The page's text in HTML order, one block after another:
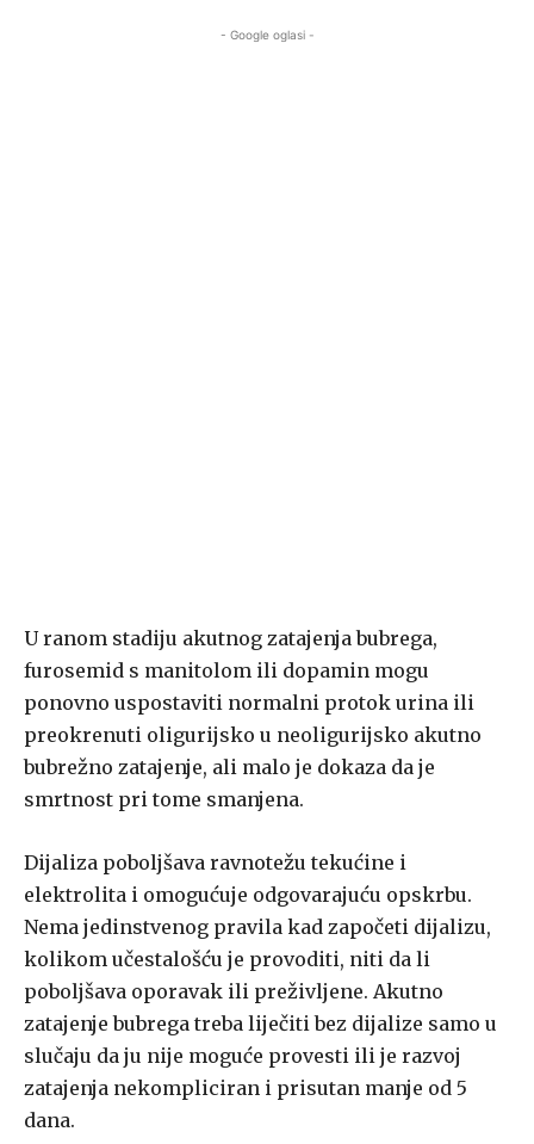
- Google oglasi -
U ranom stadiju akutnog zatajenja bubrega,
furosemid s manitolom ili dopamin mogu
ponovno uspostaviti normalni protok urina ili
preokrenuti oligurijsko u neoligurijsko akutno
bubrežno zatajenje, ali malo je dokaza da je
smrtnost pri tome smanjena.
Dijaliza poboljšava ravnotežu tekućine i
elektrolita i omogućuje odgovarajuću opskrbu.
Nema jedinstvenog pravila kad započeti dijalizu,
kolikom učestalošću je provoditi, niti da li
poboljšava oporavak ili preživljene. Akutno
zatajenje bubrega treba liječiti bez dijalize samo u
slučaju da ju nije moguće provesti ili je razvoj
zatajenja nekompliciran i prisutan manje od 5
dana.